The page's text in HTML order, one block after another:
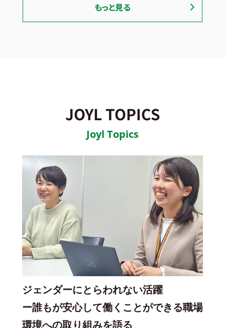
もっと見る
JOYL TOPICS
Joyl Topics
ジェンダーにとらわれない活躍
ー誰もが安心して働くことができる職場
環境への取り組みを語る